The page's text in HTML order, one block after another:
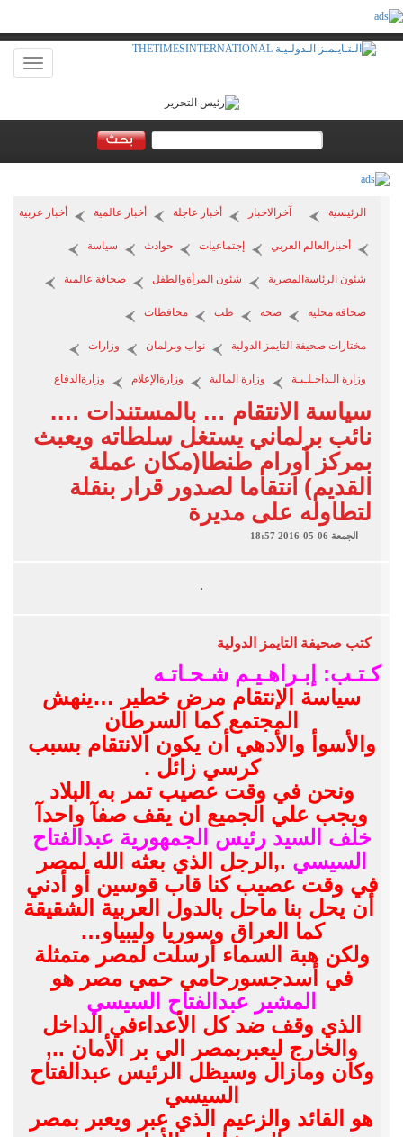
Toggle
الرئيسية آخرالاخبار أخبار عاجلة أخبار عالمية أخبار عربية
أخبارالعالم العربي إجتماعيات حوادث سياسة
شئون الرئاسةالمصرية شئون المرأةوالطفل صحافة عالمية
صحافة محلية صحة طب محافظات
مختارات صحيفة التايمز الدولية نواب وبرلمان وزارات
وزارة الـداخـلـيـة وزارة المالية وزارةالإعلام وزارةالدفاع
سياسة الانتقام … بالمستندات ….
نائب برلماني يستغل سلطاته ويعبث
بمركز أورام طنطا(مكان عملة
القديم) انتقاما لصدور قرار بنقلة
لتطاوله على مديرة
الجمعة 06-05-2016 18:57
كتب صحيفة التايمز الدولية
كـتـب: إبـراهـيـم شـحـاتـه
سياسة الإنتقام مرض خطير …ينهش
المجتمع كما السرطان
والأسوأ والأدهي أن يكون الانتقام بسبب
كرسي زائل .
ونحن في وقت عصيب تمر به البلاد
ويجب علي الجميع ان يقف صفآ واحدآ
خلف السيد رئيس الجمهورية عبدالفتاح
السيسي .,الرجل الذي بعثه الله لمصر
في وقت عصيب كنا قاب قوسين أو أدني
أن يحل بنا ماحل بالدول العربية الشقيقة
كما العراق وسوريا وليبياو…
ولكن هبة السماء أرسلت لمصر متمثلة
في أسدجسورحامي حمي مصر هو
المشير عبدالفتاح السيسي
الذي وقف ضد كل الأعداءفي الداخل
والخارج ليعبربمصر الي بر الأمان ..,
وكان ومازال وسيظل الرئيس عبدالفتاح
السيسي
هو القائد والزعيم الذي عبر ويعبر بمصر